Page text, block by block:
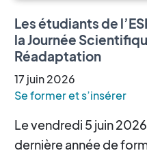
Les étudiants de
la Journée
Réadaptation
17juin2026
Se former et s’insérer
Le vendredi 5 juin
dernière année de